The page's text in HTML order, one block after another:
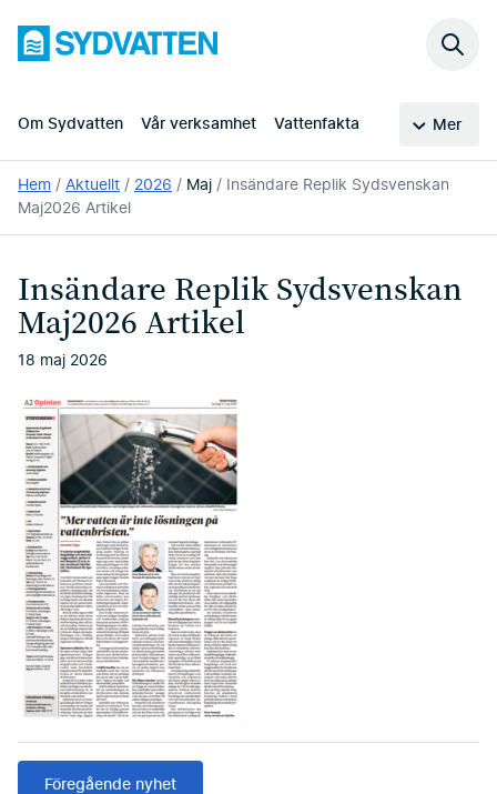
huvudinnehållet
Sydvatten
Om Sydvatten Vår verksamhet Vattenfakta Mer
Sök
Du
är
här:
Hem Aktuellt 2026 Maj
Insändare Replik Sydsvenskan
Maj2026 Artikel
Insändare Replik Sydsvenskan
Maj2026 Artikel
18 maj 2026
Föregående nyhet